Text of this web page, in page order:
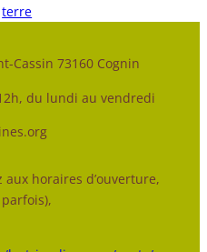
terre
Cassin 73160 Cognin
du lundi au vendredi
aux horaires d’ouverture,